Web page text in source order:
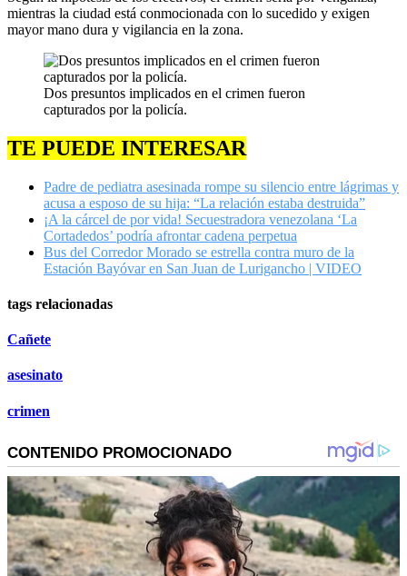
mientras la ciudad está conmocionada con lo sucedido y exigen
mayor mano dura y vigilancia en la zona.
Dos presuntos implicados en el crimen fueron
capturados por la policía.
TE PUEDE INTERESAR
Padre de pediatra asesinada rompe su silencio entre lágrimas y
acusa a esposo de su hija: “La relación estaba destruida”
¡A la cárcel de por vida! Secuestradora venezolana ‘La
Cortadedos’ podría afrontar cadena perpetua
Bus del Corredor Morado se estrella contra muro de la
Estación Bayóvar en San Juan de Lurigancho | VIDEO
tags relacionadas
Cañete
asesinato
crimen